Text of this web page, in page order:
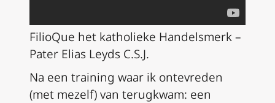
FilioQue het katholieke Handelsmerk –
Pater Elias Leyds C.S.J.
Na een training waar ik ontevreden
(met mezelf) van terugkwam: een